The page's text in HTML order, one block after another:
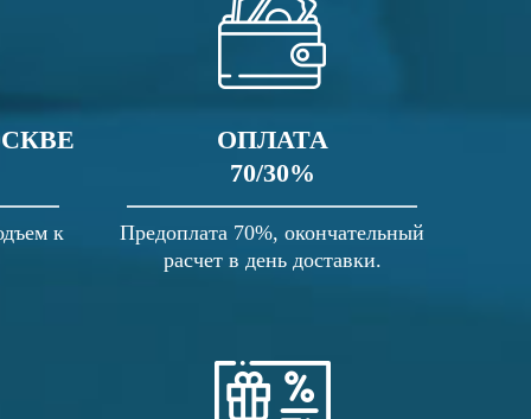
к
ОПЛАТА
70/30%
Предоплата 70%, окончательный
расчет в день доставки.